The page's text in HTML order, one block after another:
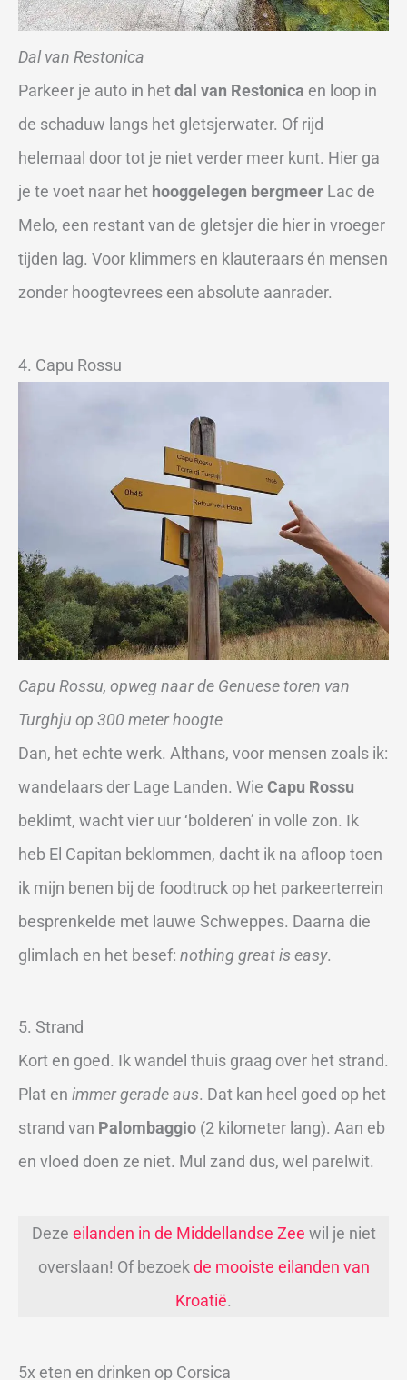
Dal van Restonica
Parkeer je auto in hetdal van Restonica en loop in
de schaduw langs het gletsjerwater. Of rijd
helemaal door tot je niet verder meer kunt. Hier ga
je te voet naar het hooggelegen bergmeer Lac de
Melo, een restant van de gletsjer die hier in vroeger
tijden lag. Voor klimmers en klauteraars én mensen
zonder hoogtevrees een absolute aanrader.
4. Capu Rossu
Capu Rossu, opweg naar de Genuese toren van
Turghju op 300 meter hoogte
Dan, het echte werk. Althans, voor mensen zoals ik:
wandelaars der Lage Landen. Wie Capu Rossu
beklimt, wacht vier uur ‘bolderen’ in volle zon. Ik
heb El Capitan beklommen, dacht ik na afloop toen
ik mijn benen bij de foodtruck op het parkeerterrein
besprenkelde met lauwe Schweppes. Daarna die
glimlach en het besef: nothing great is easy.
5. Strand
Kort en goed. Ik wandel thuis graag over het strand.
Plat en immer gerade aus. Dat kan heel goed op het
strand van Palombaggio (2 kilometer lang). Aan eb
en vloed doen ze niet. Mul zand dus, wel parelwit.
Deze eilanden in de Middellandse Zee wil je niet
overslaan! Of bezoekde mooiste eilanden van
Kroatië.
5x eten en drinken op Corsica